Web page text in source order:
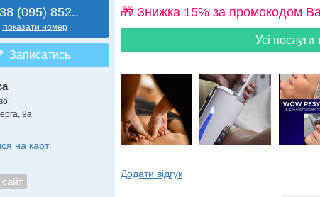
(095) 852..
показати номер
Записатись
,
9а
на карті
сайт
🎁 Знижка 15% за промокодом
Усі послуги
Додати відгук